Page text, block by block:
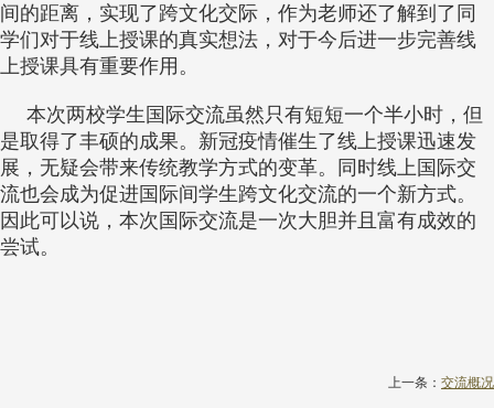
间的距离，实现了跨文化交际，作为老师还了解到了同
学们对于线上授课的真实想法，对于今后进一步完善线
上授课具有重要作用。
本次两校学生国际交流虽然只有短短一个半小时，但
是取得了丰硕的成果。新冠疫情催生了线上授课迅速发
展，无疑会带来传统教学方式的变革。同时线上国际交
流也会成为促进国际间学生跨文化交流的一个新方式。
因此可以说，本次国际交流是一次大胆并且富有成效的
尝试。
上一条： 交流概况